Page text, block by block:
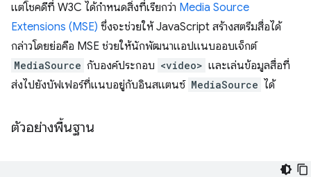
แต่โชคดีที่ W3C ได้กำหนดสิ่งที่เรียกว่า Media Source
Extensions (MSE) ซึ่งจะช่วยให้ JavaScript สร้างสตรีมสื่อได้
กล่าวโดยย่อคือ MSE ช่วยให้นักพัฒนาแอปแนบออบเจ็กต์
MediaSource กับองค์ประกอบ <video> และเล่นข้อมูลสื่อที่
ส่งไปยังบัฟเฟอร์ที่แนบอยู่กับอินสแตนซ์ MediaSource ได้
ตัวอย่างพื้นฐาน